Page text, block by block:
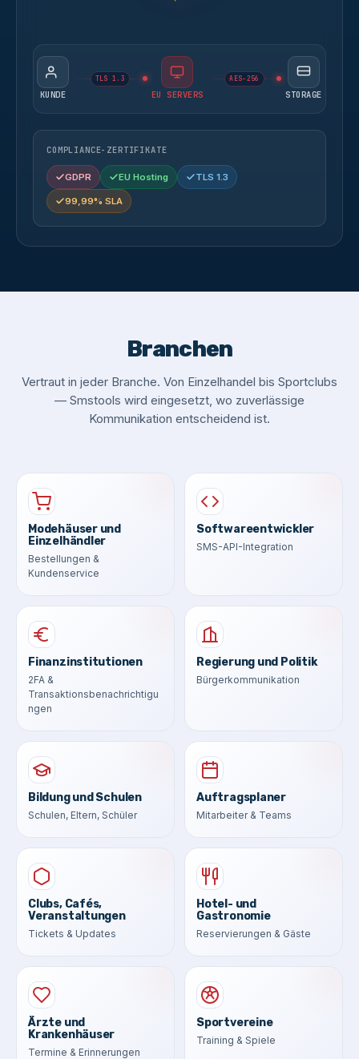
KUNDE
TLS 1.3
EU SERVERS
AES-256
STORAGE
COMPLIANCE-ZERTIFIKATE
GDPR EU Hosting TLS 1.3
99,99% SLA
Branchen
Vertraut in jeder Branche. Von Einzelhandel bis Sportclubs
— Smstools wird eingesetzt, wo zuverlässige
Kommunikation entscheidend ist.
Modehäuser und
Einzelhändler
Bestellungen &
Kundenservice
Softwareentwickler
SMS-API-Integration
Finanzinstitutionen
2FA &
Transaktionsbenachrichtigu
ngen
Regierung und Politik
Bürgerkommunikation
Bildung und Schulen
Schulen, Eltern, Schüler
Auftragsplaner
Mitarbeiter & Teams
Clubs, Cafés,
Veranstaltungen
Tickets & Updates
Hotel- und
Gastronomie
Reservierungen & Gäste
Ärzte und
Krankenhäuser
Termine & Erinnerungen
Sportvereine
Training & Spiele